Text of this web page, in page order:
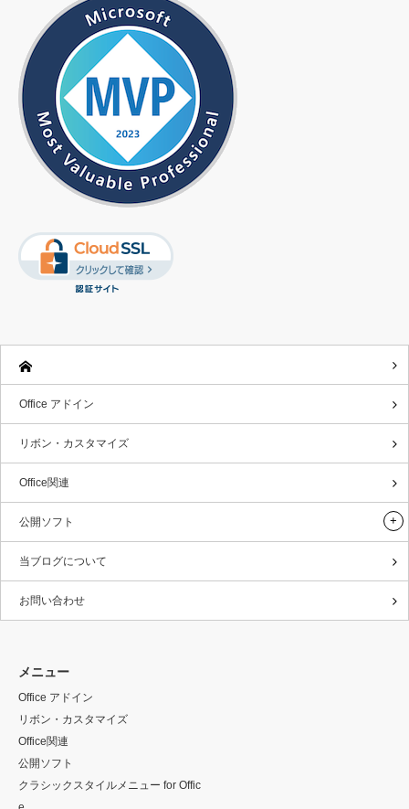
Office アドイン
リボン・カスタマイズ
Office関連
公開ソフト
当ブログについて
お問い合わせ
メニュー
Office アドイン
リボン・カスタマイズ
Office関連
公開ソフト
クラシックスタイルメニュー for Offic